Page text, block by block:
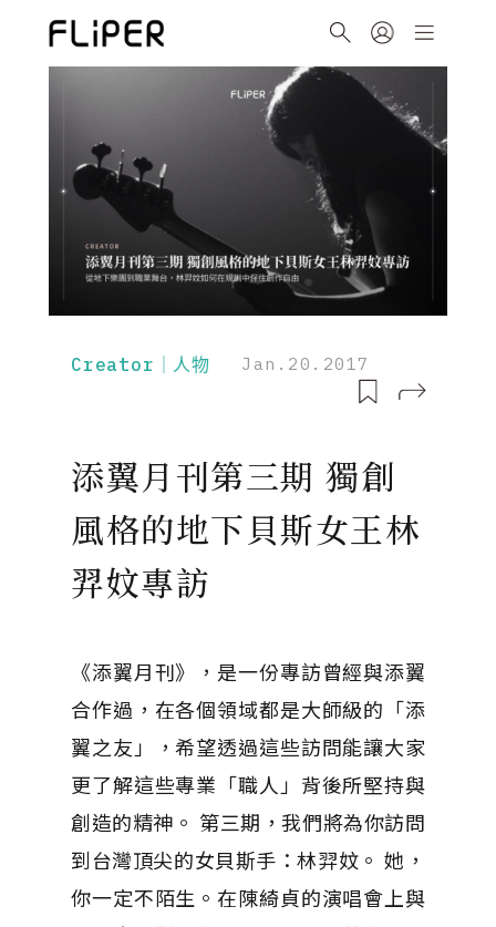
Creator｜人物 Jan.20.2017
添翼月刊第三期 獨創
風格的地下貝斯女王林
羿妏專訪
《添翼月刊》，是一份專訪曾經與添翼
合作過，在各個領域都是大師級的「添
翼之友」，希望透過這些訪問能讓大家
更了解這些專業「職人」背後所堅持與
創造的精神。 第三期，我們將為你訪問
到台灣頂尖的女貝斯手：林羿妏。 她，
你一定不陌生。在陳綺貞的演唱會上與